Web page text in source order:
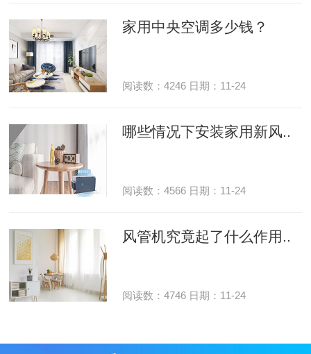
家用中央空调多少钱？
阅读数：4246 日期：11-24
哪些情况下安装家用新风..
阅读数：4566 日期：11-24
风管机究竟起了什么作用..
阅读数：4746 日期：11-24